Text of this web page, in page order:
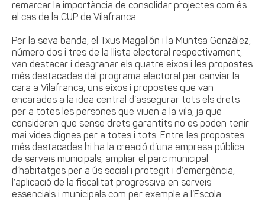
remarcar la importància de consolidar projectes com és
el cas de la CUP de Vilafranca.
Per la seva banda, el Txus Magallón i la Muntsa González,
número dos i tres de la llista electoral respectivament,
van destacar i desgranar els quatre eixos i les propostes
més destacades del programa electoral per canviar la
cara a Vilafranca, uns eixos i propostes que van
encarades a la idea central d’assegurar tots els drets
per a totes les persones que viuen a la vila, ja que
consideren que sense drets garantits no es poden tenir
mai vides dignes per a totes i tots. Entre les propostes
més destacades hi ha la creació d’una empresa pública
de serveis municipals, ampliar el parc municipal
d’habitatges per a ús social i protegit i d’emergència,
l’aplicació de la fiscalitat progressiva en serveis
essencials i municipals com per exemple a l’Escola